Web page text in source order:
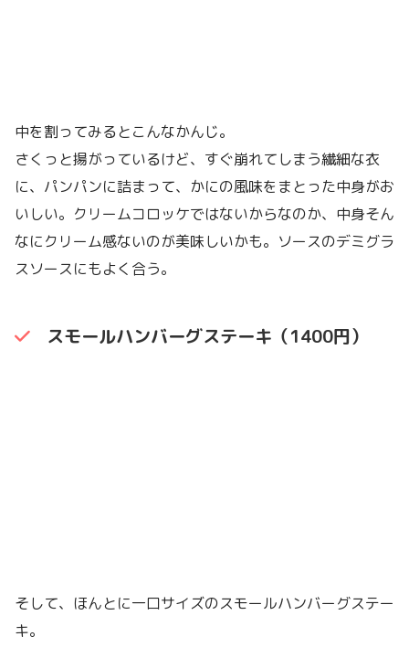
中を割ってみるとこんなかんじ。
さくっと揚がっているけど、すぐ崩れてしまう繊細な衣
に、パンパンに詰まって、かにの風味をまとった中身がお
いしい。クリームコロッケではないからなのか、中身そん
なにクリーム感ないのが美味しいかも。ソースのデミグラ
スソースにもよく合う。
スモールハンバーグステーキ（1400円）
そして、ほんとに一口サイズのスモールハンバーグステー
キ。